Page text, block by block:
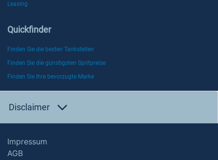
Leasing
Quickfinder
Finden Sie die besten Tankstellen
Finden Sie die günstigsten Spritpreise
Finden Sie Ihre bevorzugte Marke
Disclaimer
Impressum
AGB